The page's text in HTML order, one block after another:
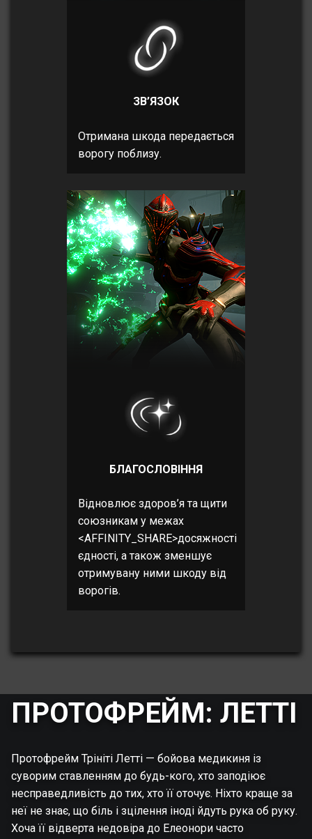
ЗВ’ЯЗОК
Отримана шкода передається
ворогу поблизу.
БЛАГОСЛОВІННЯ
Відновлює здоров’я та щити
союзникам у межах
<AFFINITY_SHARE>досяжності
єдності, а також зменшує
отримувану ними шкоду від
ворогів.
ПРОТОФРЕЙМ: ЛЕТТІ
Протофрейм Трініті Летті — бойова медикиня із
суворим ставленням до будь-кого, хто заподіює
несправедливість до тих, хто її оточує. Ніхто краще за
неї не знає, що біль і зцілення іноді йдуть рука об руку.
Хоча її відверта недовіра до Елеонори часто